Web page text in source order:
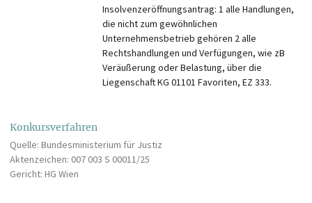
Insolvenzeröffnungsantrag: 1 alle Handlungen,
die nicht zum gewöhnlichen
Unternehmensbetrieb gehören 2 alle
Rechtshandlungen und Verfügungen, wie zB
Veräußerung oder Belastung, über die
Liegenschaft KG 01101 Favoriten, EZ 333.
Konkursverfahren
Quelle: Bundesministerium für Justiz
Aktenzeichen: 007 003 S 00011/25
Gericht: HG Wien